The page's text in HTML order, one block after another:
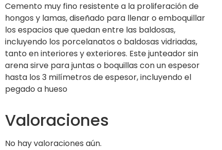
Cemento muy fino resistente a la proliferación de
hongos y lamas, diseñado para llenar o emboquillar
los espacios que quedan entre las baldosas,
incluyendo los porcelanatos o baldosas vidriadas,
tanto en interiores y exteriores. Este junteador sin
arena sirve para juntas o boquillas con un espesor
hasta los 3 milímetros de espesor, incluyendo el
pegado a hueso
Valoraciones
No hay valoraciones aún.